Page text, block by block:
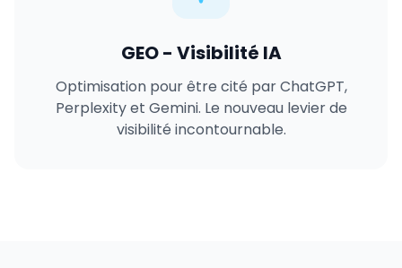
GEO - Visibilité IA
Optimisation pour être cité par ChatGPT,
Perplexity et Gemini. Le nouveau levier de
visibilité incontournable.